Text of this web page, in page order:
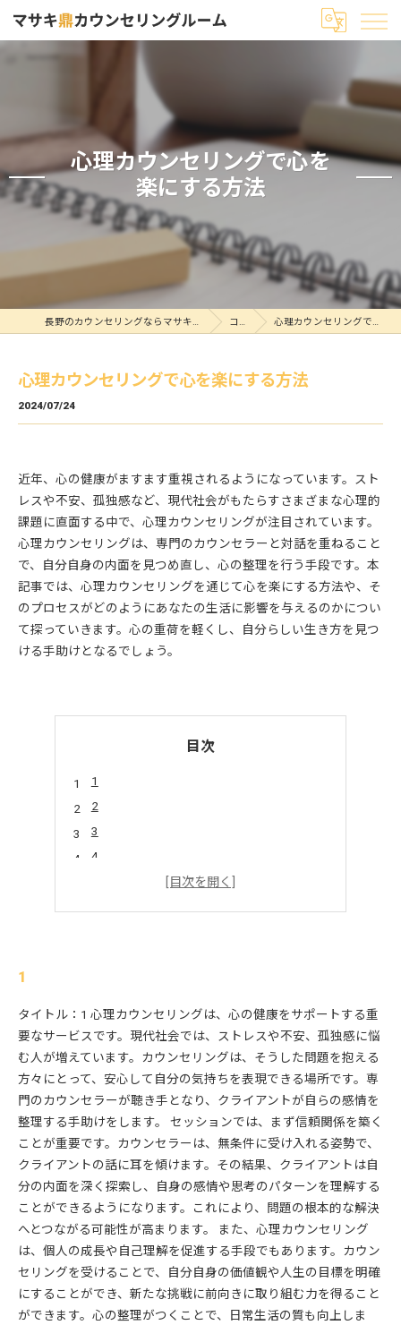
心理カウンセリングで心を
楽にする方法
長野のカウンセリングならマサキ鼎カウンセリングルーム コラム 心理カウンセリングで心を楽にする方法
心理カウンセリングで心を楽にする方法
2024/07/24
近年、心の健康がますます重視されるようになっています。スト
レスや不安、孤独感など、現代社会がもたらすさまざまな心理的
課題に直面する中で、心理カウンセリングが注目されています。
心理カウンセリングは、専門のカウンセラーと対話を重ねること
で、自分自身の内面を見つめ直し、心の整理を行う手段です。本
記事では、心理カウンセリングを通じて心を楽にする方法や、そ
のプロセスがどのようにあなたの生活に影響を与えるのかについ
て探っていきます。心の重荷を軽くし、自分らしい生き方を見つ
ける手助けとなるでしょう。
目次
1
2
3
4
1
タイトル：1 心理カウンセリングは、心の健康をサポートする重
要なサービスです。現代社会では、ストレスや不安、孤独感に悩
む人が増えています。カウンセリングは、そうした問題を抱える
方々にとって、安心して自分の気持ちを表現できる場所です。専
門のカウンセラーが聴き手となり、クライアントが自らの感情を
整理する手助けをします。 セッションでは、まず信頼関係を築く
ことが重要です。カウンセラーは、無条件に受け入れる姿勢で、
クライアントの話に耳を傾けます。その結果、クライアントは自
分の内面を深く探索し、自身の感情や思考のパターンを理解する
ことができるようになります。これにより、問題の根本的な解決
へとつながる可能性が高まります。 また、心理カウンセリング
は、個人の成長や自己理解を促進する手段でもあります。カウン
セリングを受けることで、自分自身の価値観や人生の目標を明確
にすることができ、新たな挑戦に前向きに取り組む力を得ること
ができます。心の整理がつくことで、日常生活の質も向上しま